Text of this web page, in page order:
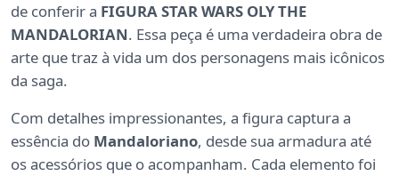
de conferir a FIGURA STAR WARS OLY THE
MANDALORIAN. Essa peça é uma verdadeira obra de
arte que traz à vida um dos personagens mais icônicos
da saga.
Com detalhes impressionantes, a figura captura a
essência do Mandaloriano, desde sua armadura até
os acessórios que o acompanham. Cada elemento foi